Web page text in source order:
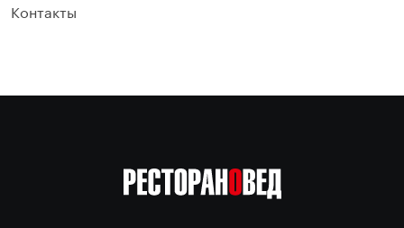
Контакты